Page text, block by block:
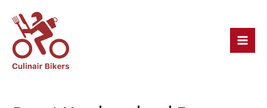
naar
inhoud
navigatie